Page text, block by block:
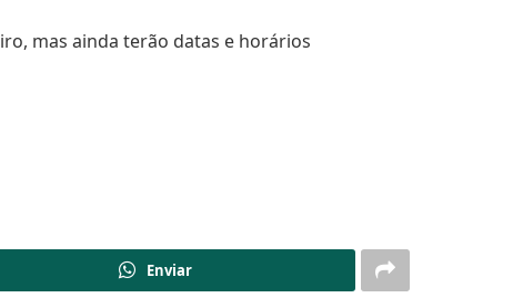
mas ainda terão datas e horários
Enviar